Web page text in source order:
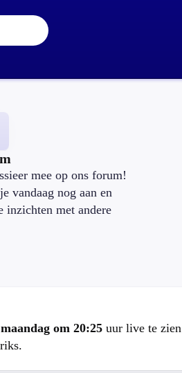
mee op ons forum!
vandaag nog aan en
inzichten met andere
maandag om 20:25 uur live te zien